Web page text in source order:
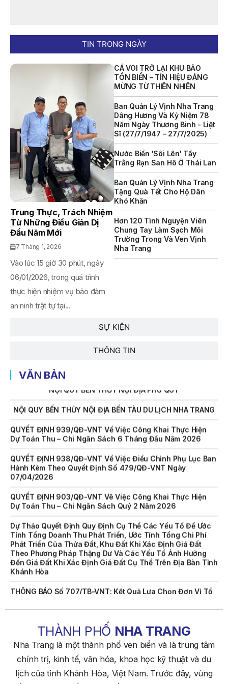
TIN TRONG NGÀY
SỰ KIỆN
THÔNG TIN
Trung Thực, Trách Nhiệm
Từ Những Điều Giản Dị
Đầu Năm Mới
7 Tháng 1, 2026
Vào lúc 15 giờ 30 phút, ngày
06/01/2026, trong quá trình
thực hiện nhiệm vụ bảo đảm
an ninh trật tự tại...
CÁ VOI TRỞ LẠI KHU BẢO
TỒN BIỂN – TÍN HIỆU ĐÁNG
MỪNG TỪ THIÊN NHIÊN
Ban Quản Lý Vịnh Nha Trang
Dâng Hương Và Kỷ Niệm 78
Năm Ngày Thương Binh - Liệt
Sĩ (27/7/1947 – 27/7/2025)
Nước Biển 'sôi Lên' Tẩy
Trắng Rạn San Hô Ở Thái Lan
Ban Quản Lý Vịnh Nha Trang
Tặng Quà Tết Cho Hộ Dân
Khó Khăn
Hơn 120 Tình Nguyện Viên
Chung Tay Làm Sạch Môi
Trường Trong Và Ven Vịnh
Nha Trang
VĂN BẢN
NỘI QUY BẾN THỦY NỘI ĐỊA BẾN TÀU DU LỊCH NHA TRANG
QUYẾT ĐỊNH 939/QĐ-VNT Về Việc Công Khai Thực Hiện
Dự Toán Thu – Chi Ngân Sách 6 Tháng Đầu Năm 2026
QUYẾT ĐỊNH 938/QĐ-VNT Về Việc Điều Chỉnh Phụ Lục Ban
Hành Kèm Theo Quyết Định Số 479/QĐ-VNT Ngày
07/04/2026
QUYẾT ĐỊNH 903/QĐ-VNT Vê Việc Công Khai Thực Hiện
Dự Toán Thu – Chi Ngân Sách Quý 2 Năm 2026
Dự Thảo Quyết Định Quy Định Cụ Thể Các Yếu Tố Để Ước
Tính Tổng Doanh Thu Phát Triển, Ước Tính Tổng Chi Phí
Phát Triển Của Thửa Đất, Khu Đất Khi Xác Định Giá Đất
Theo Phương Pháp Thặng Dư Và Các Yếu Tố Ảnh Hưởng
Đến Giá Đất Khi Xác Định Giá Đất Cụ Thể Trên Địa Bàn Tỉnh
Khánh Hòa
THÔNG BÁO Số 707/TB-VNT: Kết Quả Lựa Chọn Đơn Vị Tổ
Chức Đấu Giá Tài Sản Đối Với Mô Tô Nước Cứu Hộ VNT 01
Biển Số KH-0834
Chức Đấu Giá Tài Sản Đối Với Ca Nô 200CV VNT 02 Biển
Số KH-0387
THÔNG BÁO Số 659/TB-VNT Năm 2026 V/v Đính Chính
Quản Lý Vịnh Nha Trang Về Việc Lựa Chọn Tổ Chức Đấu
NỘI QUY BẾN THỦY NỘI ĐỊA PHÚ QUÝ
NỘI QUY BẾN THỦY NỘI ĐỊA BẾN TÀU DU LỊCH NHA TRANG
QUYẾT ĐỊNH 939/QĐ-VNT Về Việc Công Khai Thực Hiện
Dự Toán Thu – Chi Ngân Sách 6 Tháng Đầu Năm 2026
QUYẾT ĐỊNH 938/QĐ-VNT Về Việc Điều Chỉnh Phụ Lục Ban
Hành Kèm Theo Quyết Định Số 479/QĐ-VNT Ngày
07/04/2026
Dự Toán Thu – Chi Ngân Sách Quý 2 Năm 2026
Dự Thảo Quyết Định Quy Định Cụ Thể Các Yếu Tố Để Ước
Tính Tổng Doanh Thu Phát Triển, Ước Tính Tổng Chi Phí
Phát Triển Của Thửa Đất, Khu Đất Khi Xác Định Giá Đất
Theo Phương Pháp Thặng Dư Và Các Yếu Tố Ảnh Hưởng
Đến Giá Đất Khi Xác Định Giá Đất Cụ Thể Trên Địa Bàn Tỉnh
Khánh Hòa
Chức Đấu Giá Tài Sản Đối Với Mô Tô Nước Cứu Hộ VNT 01
Chức Đấu Giá Tài Sản Đối Với Ca Nô 200CV VNT 02 Biển
Số KH-0387
THÔNG BÁO Số 659/TB-VNT Năm 2026 V/v Đính Chính
Thông Báo Số 641/TB-VNT Ngày 18/05/2026 Của Ban
Quản Lý Vịnh Nha Trang Về Việc Lựa Chọn Tổ Chức Đấu
THÀNH PHỐ NHA TRANG
Nha Trang là một thành phố ven biển và là trung tâm
chính trị, kinh tế, văn hóa, khoa học kỹ thuật và du
lịch của tỉnh Khánh Hòa, Việt Nam. Trước đây, vùng